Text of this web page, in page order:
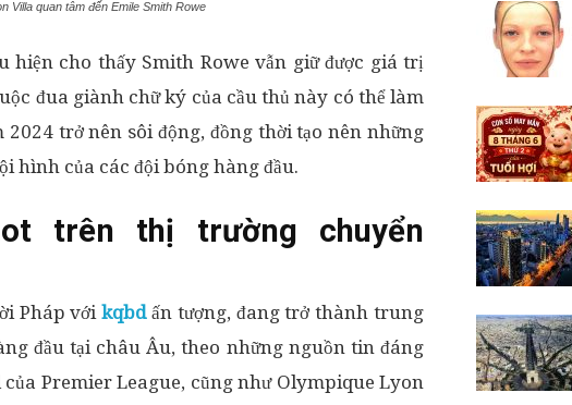
Villa quan tâm đến Emile Smith Rowe
hiện cho thấy Smith Rowe vẫn giữ được giá trị
đua giành chữ ký của cầu thủ này có thể làm
trở nên sôi động, đồng thời tạo nên những
hình của các đội bóng hàng đầu.
trên thị trường chuyển
Pháp vớikqbdấn tượng, đang trở thành trung
đầu tại châu Âu, theo những nguồn tin đáng
Premier League, cũng như Olympique Lyon